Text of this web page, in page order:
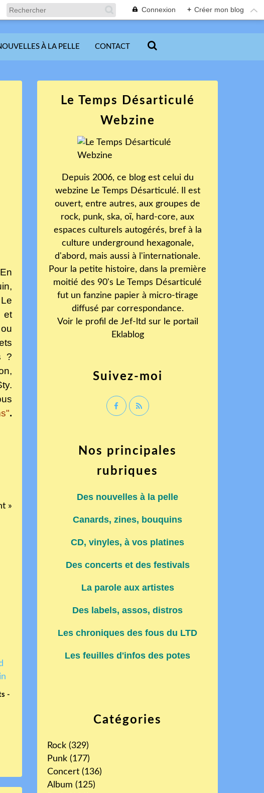
Connexion + Créer mon blog
À LA PELLE CONTACT
et
?
.
»
-
Catégories
Rock (329)
Punk (177)
Concert (136)
Album (125)
Le Temps Désarticulé
Webzine
Depuis 2006, ce blog est celui du
webzine Le Temps Désarticulé. Il est
ouvert, entre autres, aux groupes de
rock, punk, ska, oï, hard-core, aux
espaces culturels autogérés, bref à la
culture underground hexagonale,
d'abord, mais aussi à l'internationale.
Pour la petite histoire, dans la première
moitié des 90's Le Temps Désarticulé
fut un fanzine papier à micro-tirage
diffusé par correspondance.
Voir le profil de Jef-ltd sur le portail
Eklablog
Suivez-moi
Nos principales
rubriques
Des nouvelles à la pelle
Canards, zines, bouquins
CD, vinyles, à vos platines
Des concerts et des festivals
La parole aux artistes
Des labels, assos, distros
Les chroniques des fous du LTD
Les feuilles d'infos des potes